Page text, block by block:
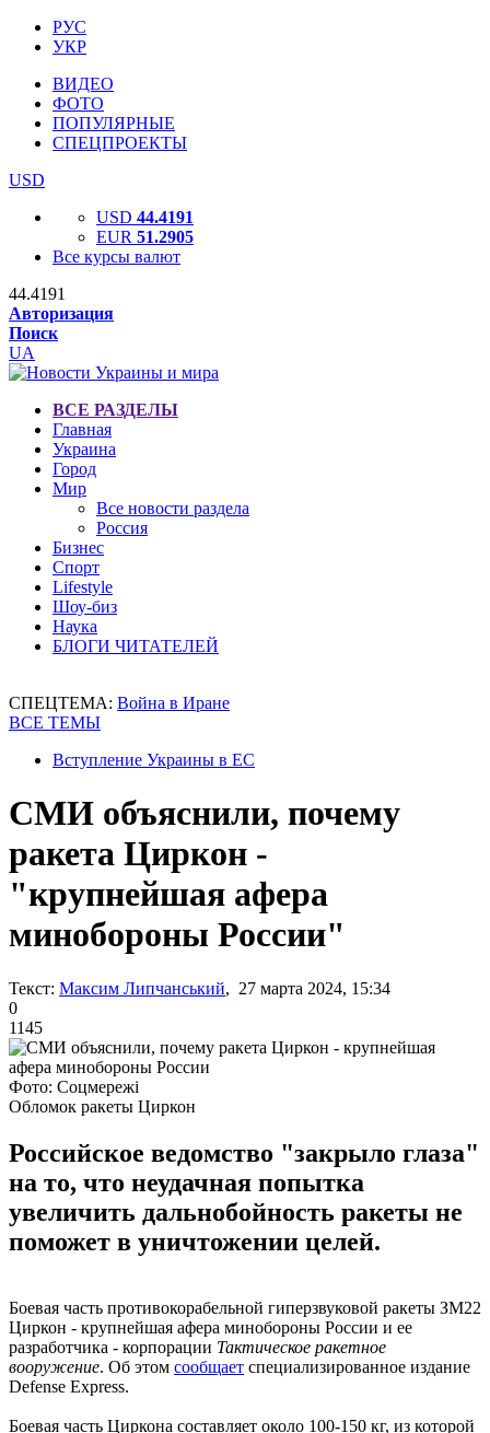
РУС
УКР
ВИДЕО
ФОТО
ПОПУЛЯРНЫЕ
СПЕЦПРОЕКТЫ
USD
USD 44.4191
EUR 51.2905
Все курсы валют
44.4191
Авторизация
Поиск
UA
ВСЕ РАЗДЕЛЫ
Главная
Украина
Город
Мир
Все новости раздела
Россия
Бизнес
Спорт
Lifestyle
Шоу-биз
Наука
БЛОГИ ЧИТАТЕЛЕЙ
СПЕЦТЕМА: Война в Иране
ВСЕ ТЕМЫ
Вступление Украины в ЕС
СМИ объяснили, почему
ракета Циркон -
"крупнейшая афера
минобороны России"
Текст: Максим Липчанський, 27 марта 2024, 15:34
0
1145
Фото: Соцмережі
Обломок ракеты Циркон
Российское ведомство "закрыло глаза"
на то, что неудачная попытка
увеличить дальнобойность ракеты не
поможет в уничтожении целей.
Боевая часть противокорабельной гиперзвуковой ракеты ЗМ22
Циркон - крупнейшая афера минобороны России и ее
разработчика - корпорации Тактическое ракетное
вооружение. Об этом сообщает специализированное издание
Defense Express.
Боевая часть Циркона составляет около 100-150 кг, из которой